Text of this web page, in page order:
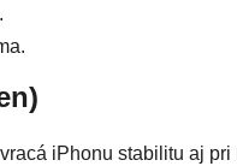
iPhonu stabilitu aj pri